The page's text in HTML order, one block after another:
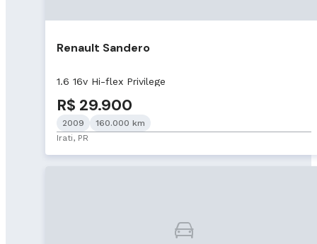
Renault Sandero
1.6 16v Hi-flex Privilege
R$ 29.900
2009
160.000 km
Irati, PR